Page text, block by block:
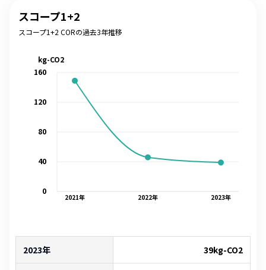
スコープ1+2
スコープ1+2 CORの過去3年推移
2021年 2022年 2023年
0
40
80
120
160
kg-CO2
2023年 39kg-CO2